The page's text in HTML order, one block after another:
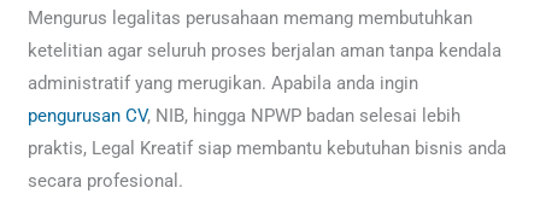
Mengurus legalitas perusahaan memang membutuhkan
ketelitian agar seluruh proses berjalan aman tanpa kendala
administratif yang merugikan. Apabila anda ingin
pengurusan CV, NIB, hingga NPWP badan selesai lebih
praktis, Legal Kreatif siap membantu kebutuhan bisnis anda
secara profesional.